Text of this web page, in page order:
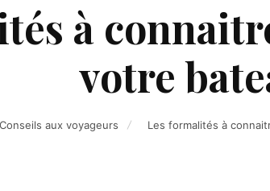
à
votre
Conseils aux voyageurs Les formalités à